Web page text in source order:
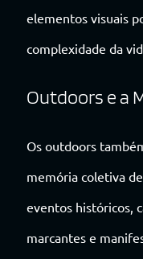
elementos visuais
complexidade da
Outdoors e a
Os outdoors
memória coletiva
eventos históricos,
marcantes e